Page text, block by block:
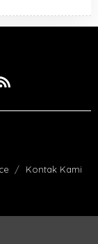
Kontak Kami